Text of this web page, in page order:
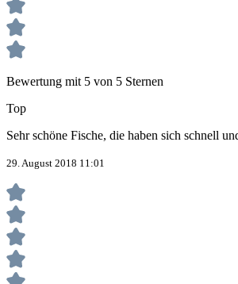
Bewertung mit 5 von 5 Sternen
Top
Sehr schöne Fische, die haben sich schnell
29. August 2018 11:01